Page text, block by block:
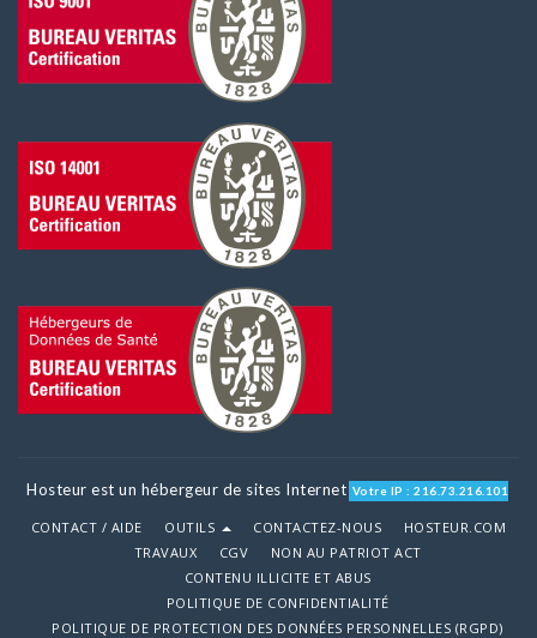
Hosteur est un hébergeur de sites Internet Votre IP : 216.73.216.101
CONTACT / AIDE OUTILS CONTACTEZ-NOUS
HOSTEUR.COM
TRAVAUX
CGV
NON AU PATRIOT ACT
CONTENU ILLICITE ET ABUS
POLITIQUE DE CONFIDENTIALITÉ
POLITIQUE DE PROTECTION DES DONNÉES PERSONNELLES (RGPD)